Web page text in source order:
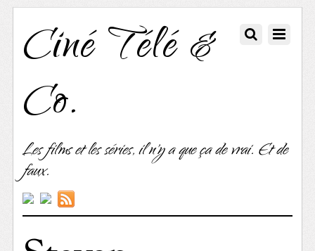
Ciné Télé &
Co.
Les films et les séries, il n'y a que ça de vrai. Et de
faux.